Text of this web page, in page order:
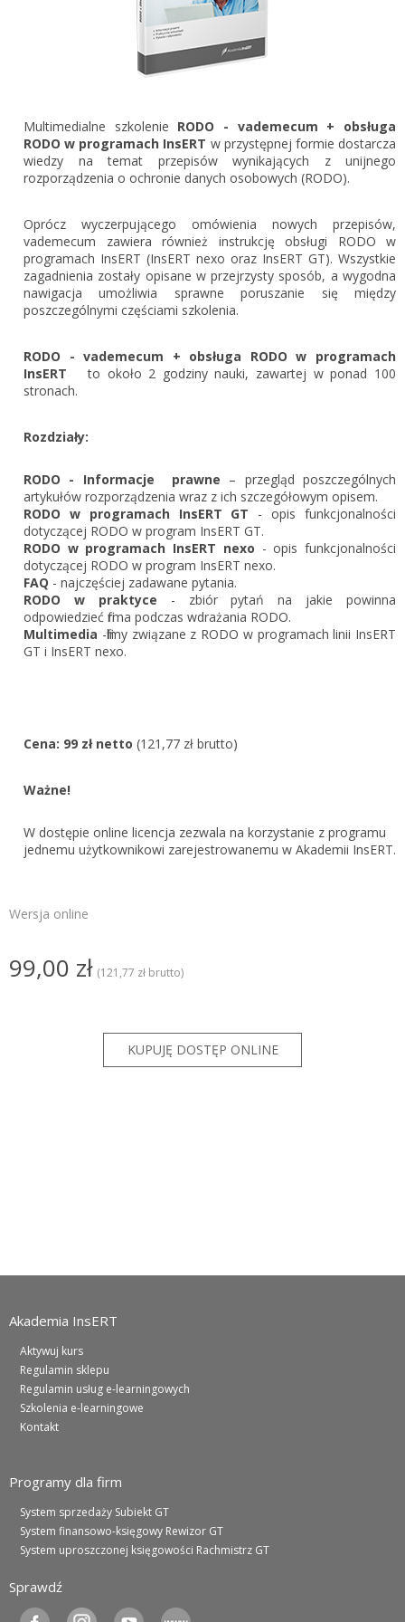
Gestor nexo PRO krok po kroku
KSeF w Subiekcie GT
KSeF w Subiekcie nexo/nexo PRO
KSeF w Rachmistrzu i Rewizorze GT
Portal Dokumentów z obsługą KSeF dla firm
Portal Dokumentów z obsługą KSeF dla biur
rachunkowych
Logowanie do Akademi InsERT
Hasło
Zapomniałem hasła
Nie masz konta
Multimedialne szkolenie RODO - vademecum + obsługa
RODO w programach InsERT w przystępnej formie dostarcza
wiedzy na temat przepisów wynikających z unijnego
rozporządzenia o ochronie danych osobowych (RODO).
Oprócz wyczerpującego omówienia nowych przepisów,
vademecum zawiera również instrukcję obsługi RODO w
programach InsERT (InsERT nexo oraz InsERT GT). Wszystkie
zagadnienia zostały opisane w przejrzysty sposób, a wygodna
nawigacja umożliwia sprawne poruszanie się między
poszczególnymi częściami szkolenia.
RODO - vademecum + obsługa RODO w programach
InsERT
to około 2 godziny nauki, zawartej w ponad 100
stronach.
Rozdziały:
RODO - Informacje prawne – przegląd poszczególnych
artykułów rozporządzenia wraz z ich szczegółowym opisem .
RODO w programach InsERT GT - opis funkcjonalności
dotyczącej RODO w program InsERT GT.
RODO w programach InsERT nexo - opis funkcjonalności
dotyczącej RODO w program InsERT nexo.
FAQ - najczęściej zadawane pytania.
RODO w praktyce - zbiór pytań na jakie powinna
odpowiedzieć firma podczas wdrażania RODO .
Multimedia -filmy związane z RODO w programach linii InsERT
GT i InsERT nexo.
Cena: 99 zł netto (121,77 zł brutto)
Ważne!
W dostępie online licencja zezwala na korzystanie z programu
jednemu użytkownikowi zarejestrowanemu w Akademii InsERT.
Wersja online
99,00 zł (121,77 zł brutto)
Akademia InsERT
Aktywuj kurs
Regulamin sklepu
Regulamin usług e-learningowych
Szkolenia e-learningowe
Kontakt
Programy dla firm
System sprzedaży Subiekt GT
System finansowo-księgowy Rewizor GT
System uproszczonej księgowości Rachmistrz GT
Sprawdź